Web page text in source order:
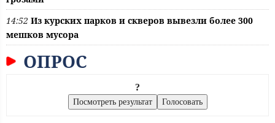
14:52 Из курских парков и скверов вывезли более 300
мешков мусора
ОПРОС
?